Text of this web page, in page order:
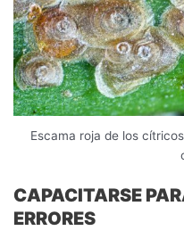
Escama roja de los
CAPACITARSE
ERRORES